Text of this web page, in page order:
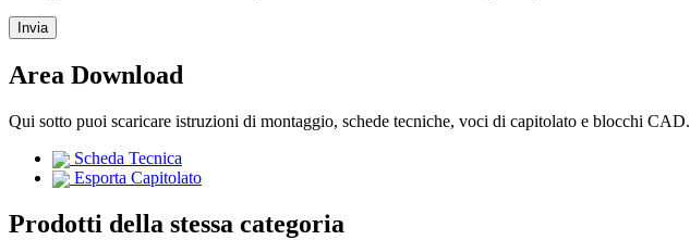
Area Download
Qui sotto puoi scaricare istruzioni di montaggio, schede tecniche, voci di capitolato e blocchi CAD.
Scheda Tecnica
Esporta Capitolato
Prodotti della stessa categoria